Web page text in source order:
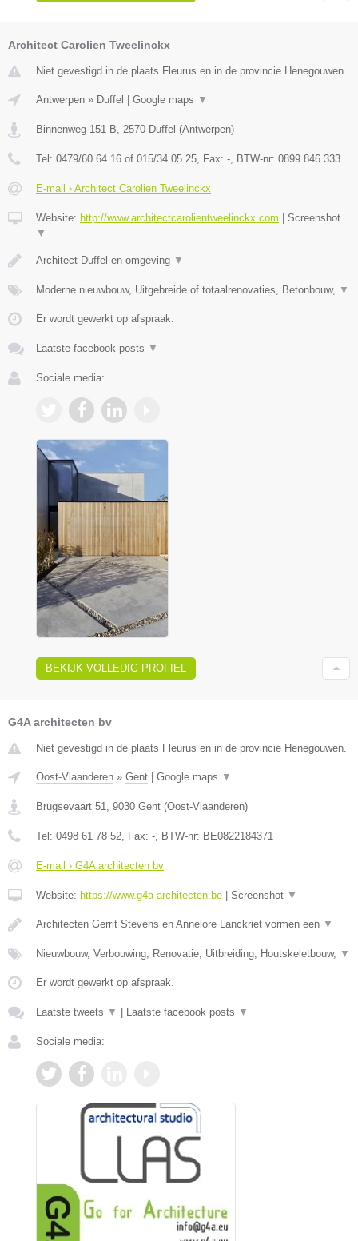
Architect Carolien Tweelinckx
Niet gevestigd in de plaats Fleurus en in de provincie Henegouwen.
Antwerpen » Duffel Google maps ▼
Binnenweg 151 B 2570 Duffel (Antwerpen)
Tel: 0479/60.64.16 of 015/34.05.25 , Fax: - , BTW-nr: 0899.846.333
E-mail › Architect Carolien Tweelinckx
Website: http://www.architectcarolientweelinckx.com
Screenshot
▼
Architect Duffel en omgeving ▼
Moderne nieuwbouw, Uitgebreide of totaalrenovaties, Betonbouw, ▼
Er wordt gewerkt op afspraak.
Laatste facebook posts ▼
Sociale media:
BEKIJK VOLLEDIG PROFIEL
G4A architecten bv
Niet gevestigd in de plaats Fleurus en in de provincie Henegouwen.
Oost-Vlaanderen » Gent Google maps ▼
Brugsevaart 51 9030 Gent (Oost-Vlaanderen)
Tel: 0498 61 78 52 , Fax: - , BTW-nr: BE0822184371
E-mail › G4A architecten bv
Website: https://www.g4a-architecten.be Screenshot ▼
Architecten Gerrit Stevens en Annelore Lanckriet vormen een ▼
Nieuwbouw, Verbouwing, Renovatie, Uitbreiding, Houtskeletbouw, ▼
Er wordt gewerkt op afspraak.
Laatste tweets ▼ Laatste facebook posts ▼
Sociale media: